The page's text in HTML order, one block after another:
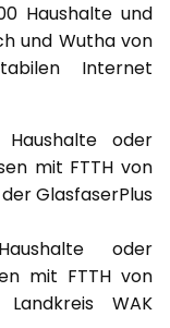
Haushalte und
und Wutha von
Internet
oder
mit FTTH von
GlasfaserPlus
oder
mit FTTH von
WAK